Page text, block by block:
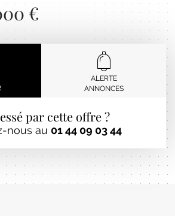
€
ALERTE
ANNONCES
par cette offre ?
nous au 01 44 09 03 44